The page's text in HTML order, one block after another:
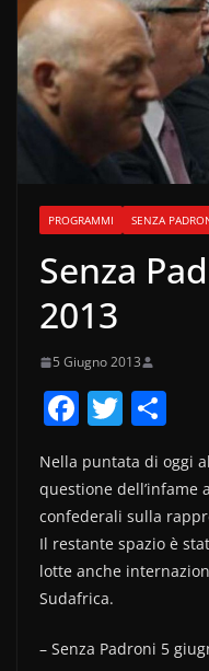
PROGRAMMI SENZA
Senza
2013
5 Giugno 2013
F
c
e
b
o
o
k
T
itt
er
n
di
vi
di
Nella puntata di oggi
questione dell’infame
confederali sulla
Il restante spazio è
lotte anche
Sudafrica.
– Senza Padroni 5